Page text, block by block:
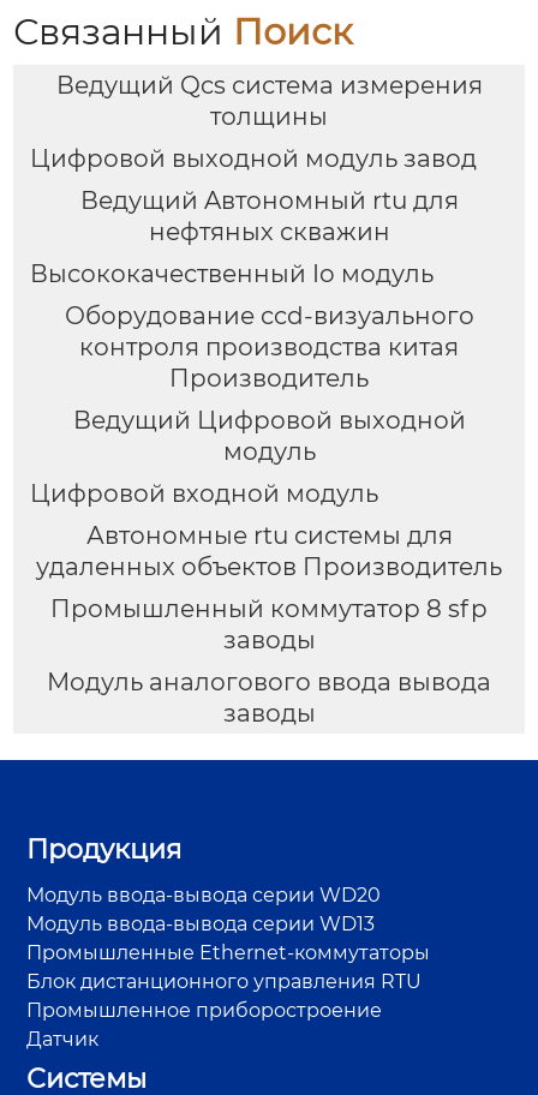
Связанный Поиск
Ведущий Qcs система измерения
толщины
Цифровой выходной модуль завод
Ведущий Aвтономный rtu для
нефтяных скважин
Высококачественный Io модуль
Оборудование ccd-визуального
контроля производства китая
Производитель
Ведущий Цифровой выходной
модуль
Цифровой входной модуль
Автономные rtu системы для
удаленных объектов Производитель
Промышленный коммутатор 8 sfp
заводы
Модуль аналогового ввода вывода
заводы
Продукция
Модуль ввода-вывода серии WD20
Модуль ввода-вывода серии WD13
Промышленные Ethernet-коммутаторы
Блок дистанционного управления RTU
Промышленное приборостроение
Датчик
Системы